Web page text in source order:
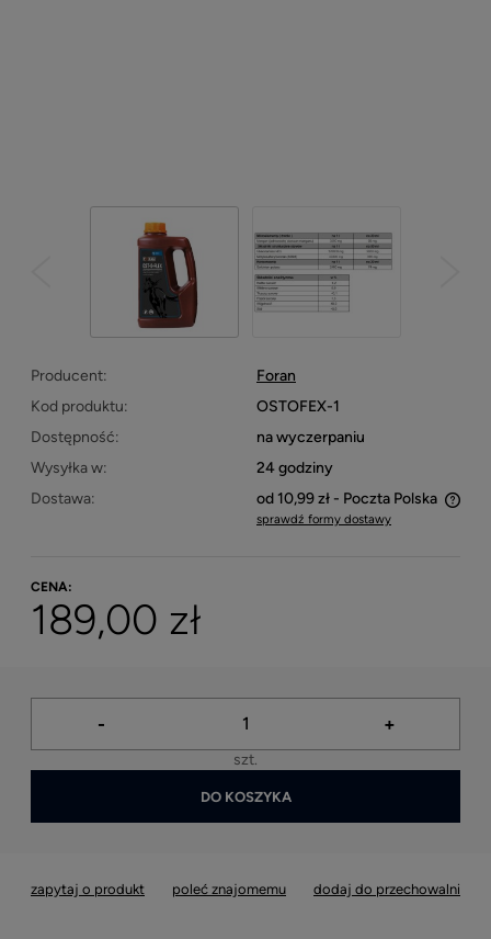
Producent:
Foran
Kod produktu:
OSTOFEX-1
Dostępność:
na wyczerpaniu
Wysyłka w:
24 godziny
Dostawa:
od 10,99 zł - Poczta Polska
Cena nie zawiera ewentualnych kosztów płatności
sprawdź formy dostawy
CENA:
189,00 zł
- +
szt.
DO KOSZYKA
zapytaj o produkt poleć znajomemu dodaj do przechowalni